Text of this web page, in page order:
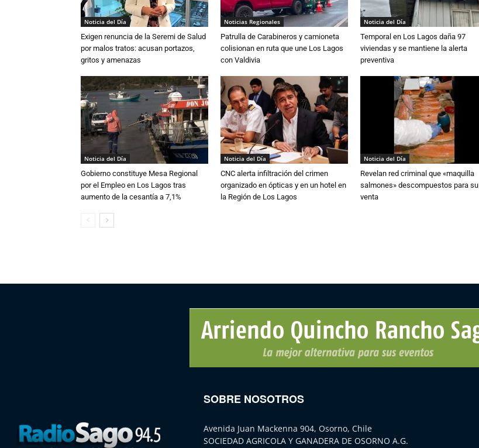
Noticia del Día
Exigen renuncia de la Seremi de Salud
por malos tratos: acusan portazos,
gritos y amenazas
Noticias Regionales
Patrulla de Carabineros y camioneta
colisionan en ruta que une Los Lagos
con Valdivia
Noticia del Día
Temporal en Los Lagos daña 97
viviendas y se mantiene la alerta
preventiva
Noticia del Día
Gobierno constituye Mesa Regional
por el Empleo en Los Lagos tras
aumento de la cesantía a 7,1%
Noticia del Día
CNC alerta infiltración del crimen
organizado en ópticas y en un hotel en
la Región de Los Lagos
Noticia del Día
Revelan red criminal que «maquilla
salmones» descompuestos para su
venta
SOBRE NOSOTROS
Avenida Juan Mackenna 904, Osorno, Chile
SOCIEDAD AGRICOLA Y GANADERA DE OSORNO A.G.